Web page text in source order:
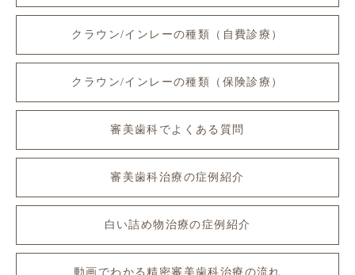
クラウン/インレーの種類（自費診療）
クラウン/インレーの種類（保険診療）
審美歯科でよくある質問
審美歯科治療の症例紹介
白い詰め物治療の症例紹介
動画でわかる精密審美歯科治療の流れ